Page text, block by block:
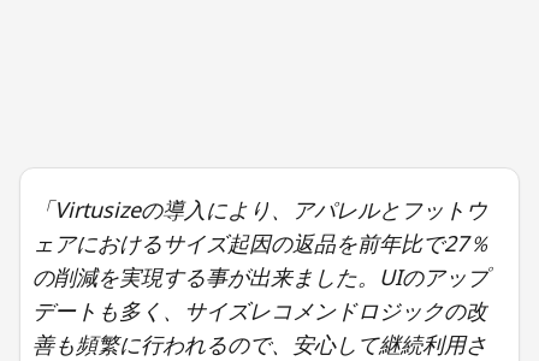
「Virtusizeの導入により、アパレルとフットウ
ェアにおけるサイズ起因の返品を前年比で27％
の削減を実現する事が出来ました。UIのアップ
デートも多く、サイズレコメンドロジックの改
善も頻繁に行われるので、安心して継続利用さ